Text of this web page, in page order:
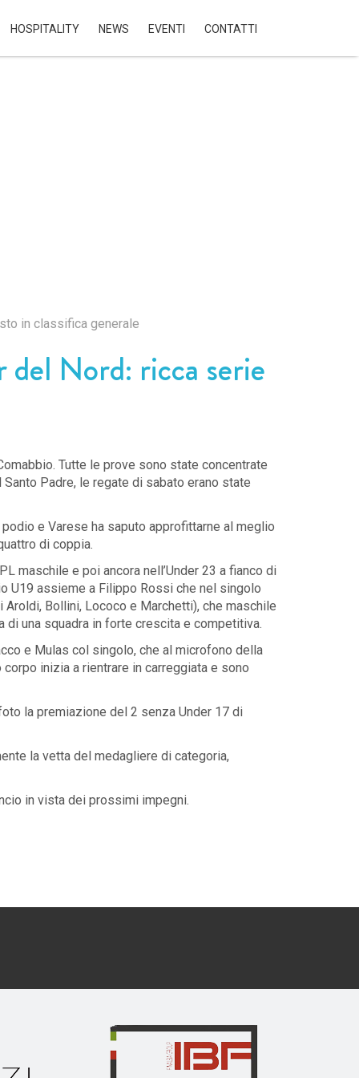
HOSPITALITY NEWS EVENTI CONTATTI
in classifica generale
Nord: ricca serie
Tutte le prove sono state concentrate
Padre, le regate di sabato erano state
e Varese ha saputo approfittarne al meglio
di coppia.
maschile e poi ancora nell’Under 23 a fianco di
U19 assieme a Filippo Rossi che nel singolo
Bollini, Lococo e Marchetti), che maschile
di una squadra in forte crescita e competitiva.
e Mulas col singolo, che al microfono della
inizia a rientrare in carreggiata e sono
la premiazione del 2 senza Under 17 di
la vetta del medagliere di categoria,
in vista dei prossimi impegni.